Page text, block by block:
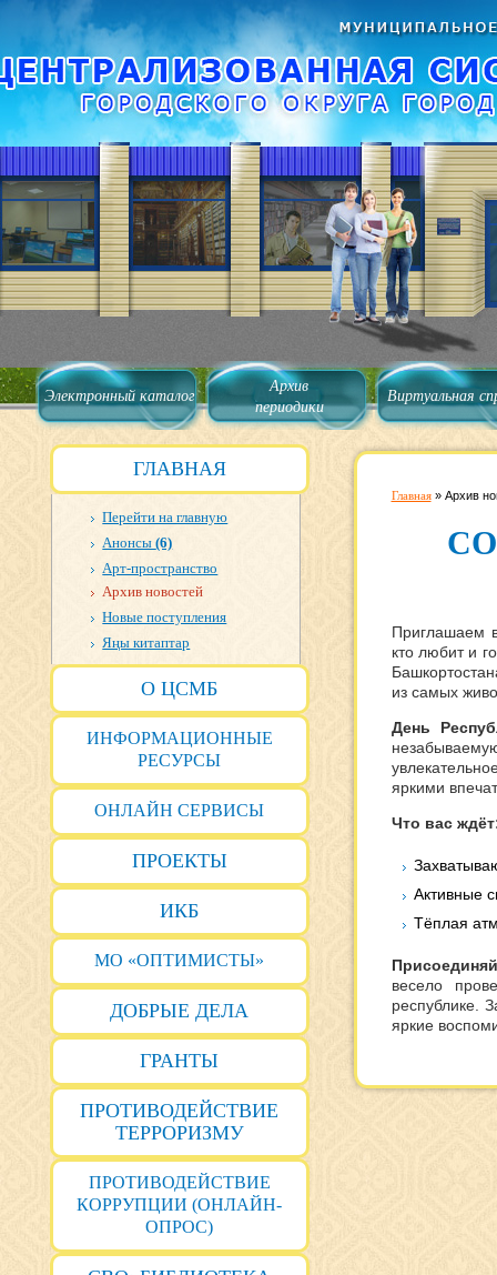
Электронный каталог
Архив
периодики
Виртуальная
ГЛАВНАЯ
Перейти на главную
Анонсы(6)
Арт-пространство
Архив новостей
Новые поступления
Яңы китаптар
О ЦСМБ
ИНФОРМАЦИОННЫЕ
РЕСУРСЫ
ОНЛАЙН СЕРВИСЫ
ПРОЕКТЫ
ИКБ
МО «ОПТИМИСТЫ»
ДОБРЫЕ ДЕЛА
ГРАНТЫ
ПРОТИВОДЕЙСТВИЕ
ТЕРРОРИЗМУ
ПРОТИВОДЕЙСТВИЕ
КОРРУПЦИИ (ОНЛАЙН-
ОПРОС)
Главная» Архив
Приглашаем
кто любит и
из самых
День
яркими
Что вас
Активные
Тёплая
весело
республике.
яркие